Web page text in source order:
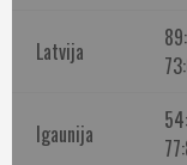
Latvija
Igaunija